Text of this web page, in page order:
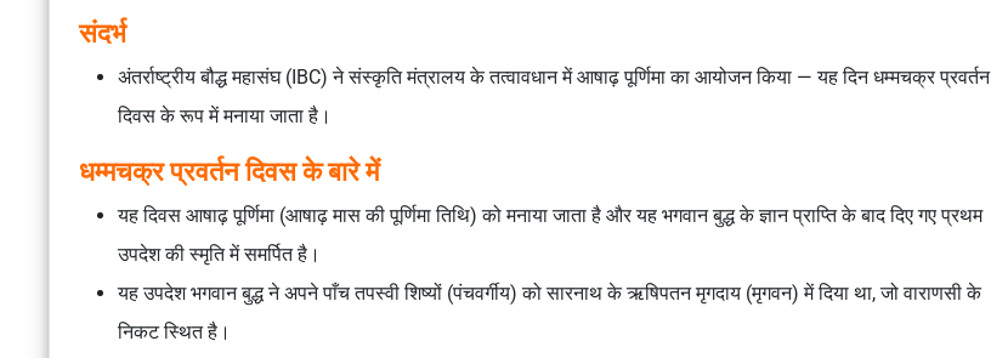
संदर्भ
अंतर्राष्ट्रीय बौद्ध महासंघ (IBC) ने संस्कृति मंत्रालय के तत्वावधान में आषाढ़ पूर्णिमा का आयोजन किया — यह दिन धम्मचक्र प्रवर्तन
दिवस के रूप में मनाया जाता है।
धम्मचक्र प्रवर्तन दिवस के बारे में
यह दिवस आषाढ़ पूर्णिमा (आषाढ़ मास की पूर्णिमा तिथि) को मनाया जाता है और यह भगवान बुद्ध के ज्ञान प्राप्ति के बाद दिए गए प्रथम
उपदेश की स्मृति में समर्पित है।
यह उपदेश भगवान बुद्ध ने अपने पाँच तपस्वी शिष्यों (पंचवर्गीय) को सारनाथ के ऋषिपतन मृगदाय (मृगवन) में दिया था, जो वाराणसी के
निकट स्थित है।